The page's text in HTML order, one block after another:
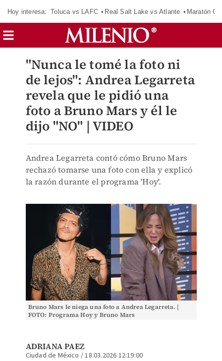
Hoy interesa: Toluca vs LAFC Real Salt Lake vs Atlante Maratón
"Nunca le tomé la foto ni
de lejos": Andrea Legarreta
revela que le pidió una
foto a Bruno Mars y él le
dijo "NO" | VIDEO
Andrea Legarreta contó cómo Bruno Mars
rechazó tomarse una foto con ella y explicó
la razón durante el programa 'Hoy'.
Bruno Mars le niega una foto a Andrea Legarreta. |
FOTO: Programa Hoy y Bruno Mars
ADRIANA PAEZ
Ciudad de México /18.03.2026 12:19:00